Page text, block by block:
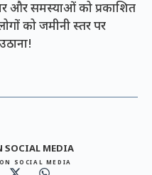
और समस्याओं को प्रकाशित
को जमीनी स्तर पर
SOCIAL MEDIA
SOCIAL MEDIA